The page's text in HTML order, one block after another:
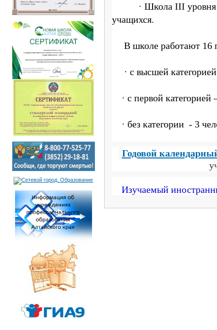
· Школа III уровня -
учащихся.
В школе работают 16
· с высшей
· с первой категорией
· без категории -
Годовой
Изучаемый